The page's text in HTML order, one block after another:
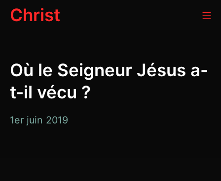
AllerChrist
Où le Seigneur Jésus a-
t-il vécu ?
1er juin 2019